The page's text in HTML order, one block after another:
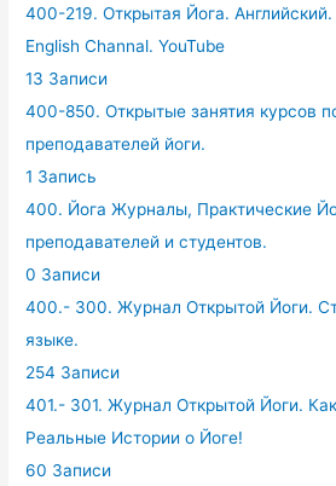
400-219. Открытая Йога.
English Channal. YouTube
13 Записи
400-850. Открытые занятия курсов
преподавателей йоги.
1 Запись
400. Йога Журналы, Практические
преподавателей и студентов.
0 Записи
400.- 300. Журнал Открытой Йоги.
языке.
254 Записи
401.- 301. Журнал Открытой Йоги.
Реальные Истории о Йоге!
60 Записи